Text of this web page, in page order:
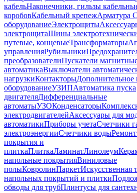
кабельНаконечники, гильзы
коробовКабельный крепежАрматура
оборудованиеЭлектрощиты
электрощитаШины
путевые, концевыеТрансформаторы
управленияРубильники
преобразователиПускатели
автоматикаВыключатели
нагрузкиКонтакторыДополнительное
оборудованиеУЗИПАвтоматика пуска
двигателяДифференциальные
автоматыУЗОКонденсаторы
электродвигателейАксессуары для
автоматикиПриборы учетаСчетчики
электроэнергииСчетчики воды
покрытия и
плиткаПлиткаЛаминатЛинолеум
напольные покрытияВиниловые
полыКовролинПаркетИскусственная
напольных покрытий и плитки
обводы для трубПлинтусы для